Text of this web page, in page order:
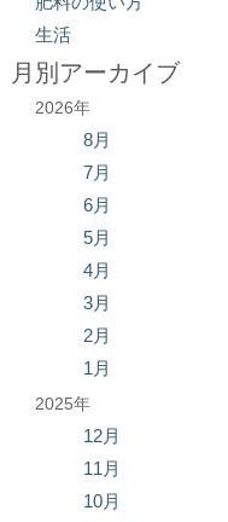
生活
月別アーカイブ
2026年
8月
7月
6月
5月
4月
3月
2月
1月
2025年
12月
11月
10月